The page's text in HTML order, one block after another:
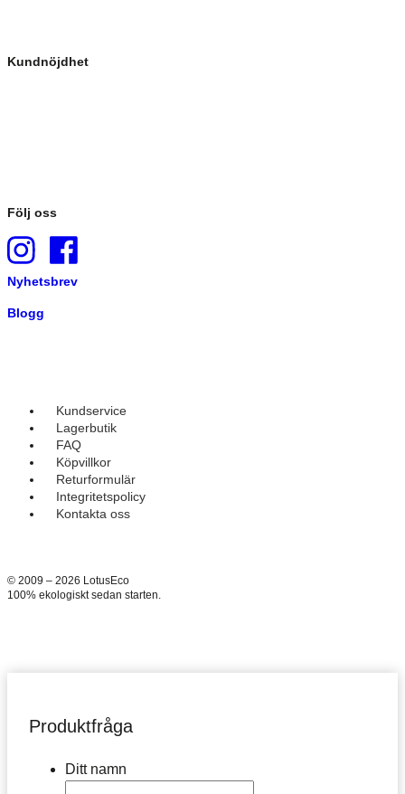
Kundnöjdhet
Följ oss
Nyhetsbrev
Blogg
Kundservice
Lagerbutik
FAQ
Köpvillkor
Returformulär
Integritetspolicy
Kontakta oss
© 2009 – 2026 LotusEco
100% ekologiskt sedan starten.
Produktfråga
Ditt namn